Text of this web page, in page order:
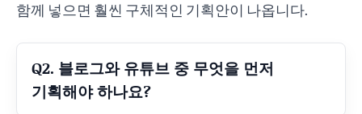
함께 넣으면 훨씬 구체적인 기획안이 나옵니다.
Q2. 블로그와 유튜브 중 무엇을 먼저
기획해야 하나요?